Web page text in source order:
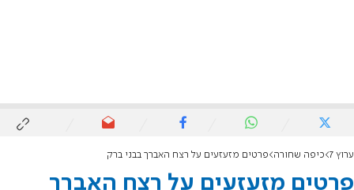
ערוץ 7 כיפה שחורה פרטים מזעזעים על רצח האברך בבני ברק
פרטים מזעזעים על רצח האברך